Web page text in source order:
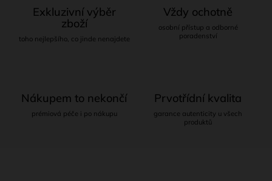
Exkluzivní výběr
zboží
toho nejlepšího, co jinde nenajdete
Vždy ochotně
osobní přístup a odborné
poradenství
Nákupem to nekončí
prémiová péče i po nákupu
Prvotřídní kvalita
garance autenticity u všech
produktů